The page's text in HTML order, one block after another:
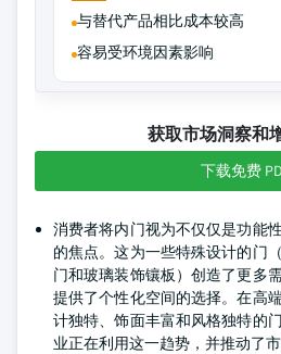
与替代产品相比成本较高
容易受环境因素影响
获取市场洞察和
下载免费
消费者将内门视为不仅仅是功能
的焦点。这为一些特殊设计的门
门和玻璃装饰镶板）创造了更多
提供了个性化空间的选择。在高
计独特、饰面丰富和风格独特的
业正在利用这一趋势，并推动了市